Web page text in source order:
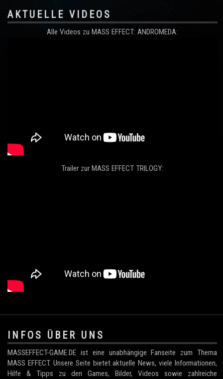
AKTUELLE VIDEOS
Alle Videos zu MASS EFFECT: ANDROMEDA:
Trailer zur MASS EFFECT TRILOGY:
.
INFOS ÜBER UNS
MASSEFFECT-GAME.DE ist eine unabhängige Fanseite zum Thema
MASS EFFECT. Unsere Seite bietet aktuelle News, viele Informationen,
Hilfe & Tipps zu den Games, Bilder, Videos sowie zahlreiche